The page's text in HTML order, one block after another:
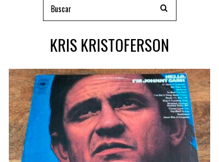
KRIS KRISTOFERSON